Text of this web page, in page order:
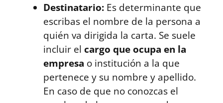
Destinatario: Es determinante que
escribas el nombre de la persona a
quién va dirigida la carta. Se suele
incluir el cargo que ocupa en la
empresa o institución a la que
pertenece y su nombre y apellido.
En caso de que no conozcas el